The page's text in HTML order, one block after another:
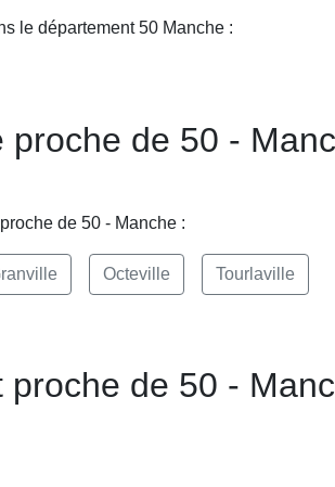
le département 50 Manche :
de 50 -
de 50 - Manche :
Octeville Tourlaville
de 50 -